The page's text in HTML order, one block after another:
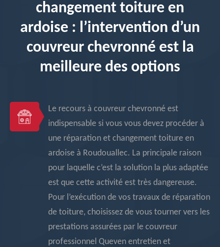
changement toiture en
ardoise : l’intervention d’un
couvreur chevronné est la
meilleure des options
Le recours à couvreur chevronné est
indispensable si vous vous devez procéder à
une réparation et changement toiture en
ardoise à Roudouallec. La principale raison
pour laquelle c’est la solution la plus adaptée
est que cette activité est très dangereuse.
Pour l’exécution de vos travaux de réparation
de toiture, choisissez de vous tourner vers les
prestations assurées par le couvreur
professionnel Queven entretien et